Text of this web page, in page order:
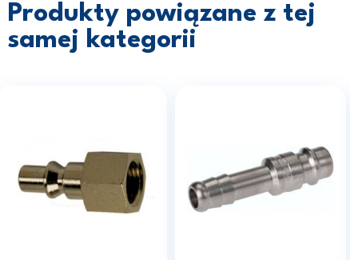
Produkty powiązane z tej
samej kategorii